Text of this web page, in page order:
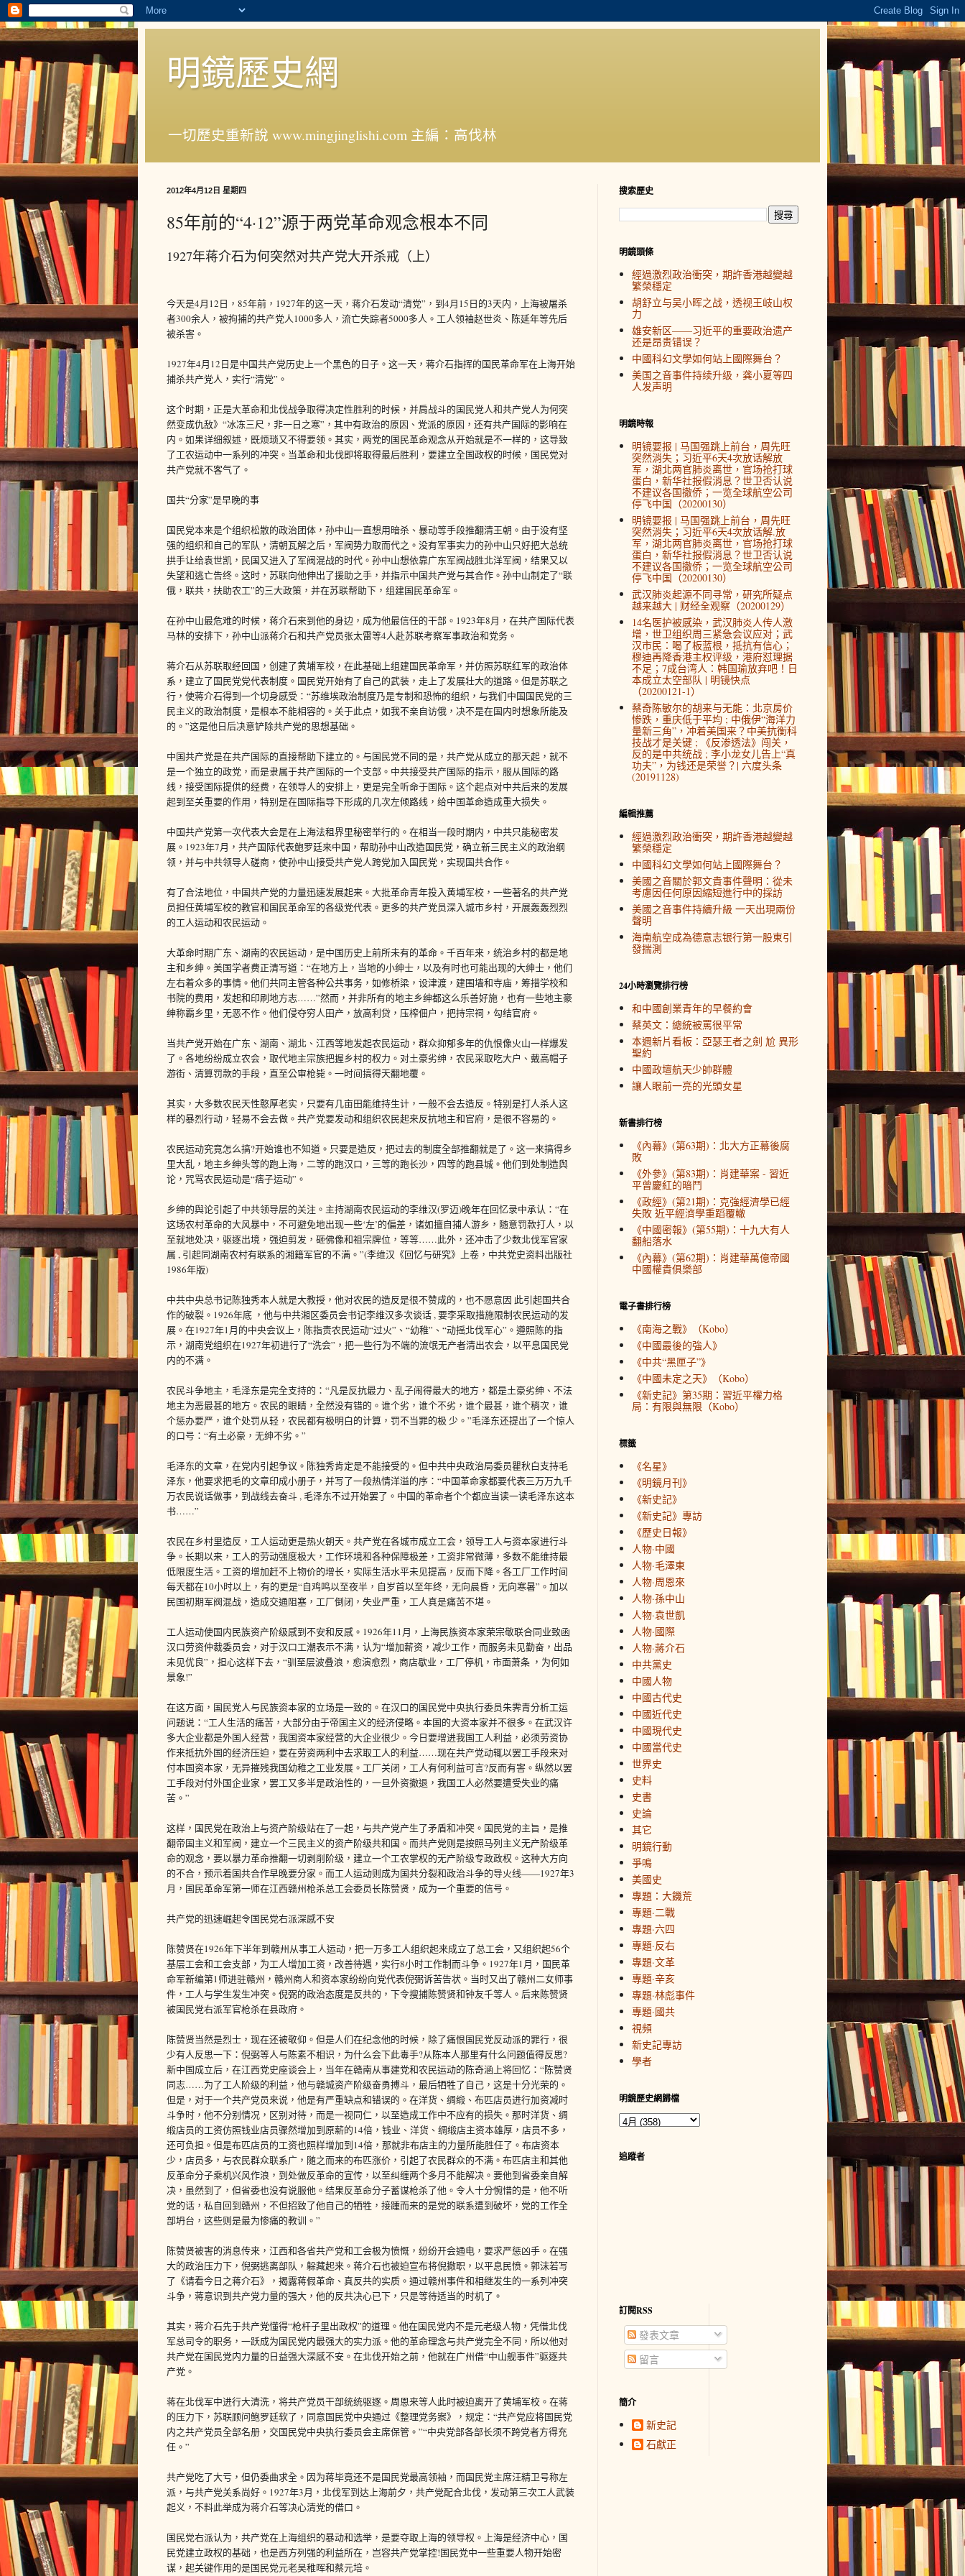
明鏡歷史網
一切歷史重新說 www.mingjinglishi.com 主編：高伐林
2012年4月12日 星期四
85年前的“4·12”源于两党革命观念根本不同
1927年蒋介石为何突然对共产党大开杀戒（上）
今天是4月12日，85年前，1927年的这一天，蒋介石发动“清党”，到4月15日的3天内，上海被屠杀
者300余人，被拘捕的共产党人1000多人，流亡失踪者5000多人。工人领袖赵世炎、陈延年等先后
被杀害。
1927年4月12日是中国共产党历史上一个黑色的日子。这一天，蒋介石指挥的国民革命军在上海开始
捕杀共产党人，实行“清党”。
这个时期，正是大革命和北伐战争取得决定性胜利的时候，并肩战斗的国民党人和共产党人为何突
然变成仇敌》“冰冻三尺，非一日之寒”，其中有政治的原因、党派的原因，还有共产国际的影响在
内。如果详细叙述，既烦琐又不得要领。其实，两党的国民革命观念从开始就是不一样的，这导致
了工农运动中一系列的冲突。当革命和北伐即将取得最后胜利，要建立全国政权的时候，国民党对
共产党就不客气了。
国共“分家”是早晚的事
国民党本来是个组织松散的政治团体，孙中山一直想用暗杀、暴动等手段推翻清王朝。由于没有坚
强的组织和自己的军队，清朝瓦解之后，军阀势力取而代之。没有军事实力的孙中山只好把大总统
拱手让给袁世凯，民国又进入了军阀混战的时代。孙中山想依靠广东军阀战胜北洋军阀，结果又以
失望和逃亡告终。这时，苏联向他伸出了援助之手，并指示中国共产党与其合作。孙中山制定了“联
俄，联共，扶助农工”的三大政策，并在苏联帮助下，组建国民革命军。
在孙中山最危难的时候，蒋介石来到他的身边，成为他最信任的干部。1923年8月，在共产国际代表
马林的安排下，孙中山派蒋介石和共产党员张太雷等4人赴苏联考察军事政治和党务。
蒋介石从苏联取经回国，创建了黄埔军校，在此基础上组建国民革命军，并仿照苏联红军的政治体
系，建立了国民党党代表制度。国民党开始有了自己的武装，走上了发展壮大的道路。但是苏联之
行，使蒋介石得到一个切身感受：“苏维埃政治制度乃是专制和恐怖的组织，与我们中国国民党的三
民主义的政治制度，是根本不能相容的。关于此点，如我不亲自访俄，决不是在国内时想象所能及
的。”这是他日后决意铲除共产党的思想基础。
中国共产党是在共产国际的直接帮助下建立的。与国民党不同的是，共产党从成立的那天起，就不
是一个独立的政党，而是隶属于共产国际的一个支部。中共接受共产国际的指示，服从国际的路
线，接受国际提供的经费，在领导人的安排上，更是完全听命于国际。这个起点对中共后来的发展
起到至关重要的作用，特别是在国际指导下形成的几次左倾路线，给中国革命造成重大损失。
中国共产党第一次代表大会是在上海法租界里秘密举行的。在相当一段时期内，中共只能秘密发
展。1923年7月，共产国际代表鲍罗廷来中国，帮助孙中山改造国民党，确立新三民主义的政治纲
领，并与中共领导人磋商，使孙中山接受共产党人跨党加入国民党，实现国共合作。
有了合法地位，中国共产党的力量迅速发展起来。大批革命青年投入黄埔军校，一些著名的共产党
员担任黄埔军校的教官和国民革命军的各级党代表。更多的共产党员深入城市乡村，开展轰轰烈烈
的工人运动和农民运动。
大革命时期广东、湖南的农民运动，是中国历史上前所未有的革命。千百年来，统治乡村的都是地
主和乡绅。美国学者费正清写道：“在地方上，当地的小绅士，以及有时也可能出现的大绅士，他们
左右着众多的事情。他们共同主管各种公共事务，如修桥梁，设津渡，建围墙和寺庙，筹措学校和
书院的费用，发起和印刷地方志……”然而，并非所有的地主乡绅都这么乐善好施，也有一些地主豪
绅称霸乡里，无恶不作。他们侵夺穷人田产，放高利贷，压榨佃户，把持宗祠，勾结官府。
当共产党开始在广东、湖南、湖北、江西等地发起农民运动，群众抑郁多年的仇恨像火山一样爆发
了。各地纷纷成立农会，取代地主宗族把握乡村的权力。对土豪劣绅，农民采取吃大户、戴高帽子
游街、清算罚款的手段，直至公审枪毙。一时间搞得天翻地覆。
其实，大多数农民天性憨厚老实，只要有几亩田能维持生计，一般不会去造反。特别是打人杀人这
样的暴烈行动，轻易不会去做。共产党要发动和组织农民起来反抗地主和官府，是很不容易的。
农民运动究竟怎么搞?开始谁也不知道。只要是造反，把过去的制度全部推翻就是了。这一来搞得乡
里大乱，地主乡绅头等的跑上海，二等的跑汉口，三等的跑长沙，四等的跑县城。他们到处制造舆
论，咒骂农民运动是“痞子运动”。
乡绅的舆论引起了中共领导层的关注。主持湖南农民运动的李维汉(罗迈)晚年在回忆录中承认：“在
这场农村革命的大风暴中，不可避免地出现一些‘左’的偏差，诸如擅自捕人游乡，随意罚款打人，以
至就地处决，驱逐出境，强迫剪发，砸佛像和祖宗牌位，等等……此外，还冲击了少数北伐军官家
属 , 引起同湖南农村有联系的湘籍军官的不满。”(李维汉《回忆与研究》上卷，中共党史资料出版社
1986年版)
中共中央总书记陈独秀本人就是大教授，他对农民的造反是很不赞成的，也不愿意因 此引起国共合
作的破裂。1926年底 ，他与中共湘区委员会书记李维汉多次谈话 , 要李采取措施限制农民运动的发
展。在1927年1月的中央会议上，陈指责农民运动“过火”、“幼稚”、“动摇北伐军心”。遵照陈的指
示，湖南党组织在1927年初进行了“洗会”，把一些行为不端的流氓无产者清出农会，以平息国民党
内的不满。
农民斗争地主，毛泽东是完全支持的：“凡是反抗最力、乱子闹得最大的地方，都是土豪劣绅、不法
地主为恶最甚的地方。农民的眼睛，全然没有错的。谁个劣，谁个不劣，谁个最甚，谁个稍次，谁
个惩办要严，谁个处罚从轻，农民都有极明白的计算，罚不当罪的极 少。”毛泽东还提出了一个惊人
的口号：“有土必豪，无绅不劣。”
毛泽东的文章，在党内引起争议。陈独秀肯定是不能接受的。但中共中央政治局委员瞿秋白支持毛
泽东，他要求把毛的文章印成小册子，并写了一段热情洋溢的序：“中国革命家都要代表三万万九千
万农民说话做事，到战线去奋斗 , 毛泽东不过开始罢了。中国的革命者个个都应当读一读毛泽东这本
书……”
农民在乡村里造反，工人运动更是热火朝天。共产党在各城市成立工会，领导工人与资本家进行斗
争。长期以来，工人的劳动强度极大，工作环境和各种保障极差，工资非常微薄，多数不能维持最
低限度生活。工资的增加赶不上物价的增长，实际生活水平未见提高，反而下降。各工厂工作时间
每天都在10小时以上，有的更是“自鸡鸣以至夜半，自岁首以至年终，无向晨昏，无向寒暑”。加以
民国初期军阀混战，造成交通阻塞，工厂倒闭，失业严重，工人真是痛苦不堪。
工人运动使国内民族资产阶级感到不安和反感。1926年11月，上海民族资本家荣宗敬联合同业致函
汉口劳资仲裁委员会，对于汉口工潮表示不满，认为“增加薪资，减少工作，而服务未见勤奋，出品
未见优良”，担心这样下去，“驯至层波叠浪，愈演愈烈，商店歇业，工厂停机，市面萧条 ，为何如
景象!”
在这方面，国民党人与民族资本家的立场是一致的。在汉口的国民党中央执行委员朱霁青分析工运
问题说：“工人生活的痛苦，大部分由于帝国主义的经济侵略。本国的大资本家并不很多。在武汉许
多大企业都是外国人经营，我国资本家经营的大企业很少。今日要增进我国工人利益，必须劳资协
作来抵抗外国的经济压迫，要在劳资两利中去求取工人的利益……现在共产党动辄以罢工手段来对
付本国资本家，无异摧残我国幼稚之工业发展。工厂关闭，工人有何利益可言?反而有害。纵然以罢
工手段对付外国企业家，罢工又多半是政治性的，一旦外资撤退，我国工人必然要遭受失业的痛
苦。”
这样，国民党在政治上与资产阶级站在了一起，与共产党产生了矛盾和冲突。国民党的主旨，是推
翻帝国主义和军阀，建立一个三民主义的资产阶级共和国。而共产党则是按照马列主义无产阶级革
命的观念，要以暴力革命推翻一切剥削阶级，建立一个工农掌权的无产阶级专政政权。这种大方向
的不合，预示着国共合作早晚要分家。而工人运动则成为国共分裂和政治斗争的导火线——1927年3
月，国民革命军第一师在江西赣州枪杀总工会委员长陈赞贤，成为一个重要的信号。
共产党的迅速崛起令国民党右派深感不安
陈赞贤在1926年下半年到赣州从事工人运动，把一万多工人组织起来成立了总工会，又组织起56个
基层工会和工会支部，为工人增加工资，改善待遇，实行8小时工作制而斗争。1927年1月，国民革
命军新编第1师进驻赣州，赣州商人和资本家纷纷向党代表倪弼诉苦告状。当时又出了赣州二女师事
件，工人与学生发生冲突。倪弼的政治态度是反共的，下令搜捕陈赞贤和钟友千等人。后来陈赞贤
被国民党右派军官枪杀在县政府。
陈赞贤当然是烈士，现在还被敬仰。但是人们在纪念他的时候，除了痛恨国民党反动派的罪行，很
少有人反思一下：倪弼等人与陈素不相识，为什么会下此毒手?从陈本人那里有什么问题值得反思?
新中国成立后，在江西党史座谈会上，当年在赣南从事建党和农民运动的陈奇涵上将回忆：“陈赞贤
同志……为了工人阶级的利益，他与赣城资产阶级奋勇搏斗，最后牺牲了自己，这是十分光荣的。
但是，对于一个共产党员来说，他是有严重缺点和错误的。在洋货、绸缎、布匹店员进行加资减时
斗争时，他不分别情况，区别对待，而是一视同仁，以至造成工作中不应有的损失。那时洋货、绸
缎店员的工资仿照钱业店员骤然增加到原薪的14倍，钱业、洋货、绸缎店主资本雄厚，店员不多，
还可负担。但是布匹店员的工资也照样增加到14倍，那就非布店主的力量所能胜任了。布店资本
少，店员多，与农民群众联系广，随之而来的布匹涨价，引起了农民群众的不满。布匹店主和其他
反革命分子乘机兴风作浪，到处做反革命的宣传，以至纠缠两个多月不能解决。要他到省委亲自解
决，虽然到了，但省委也没有说服他。结果反革命分子蓄谋枪杀了他。令人十分惋惜的是，他不听
党的话，私自回到赣州，不但招致了他自己的牺牲，接踵而来的是党的联系遭到破坏，党的工作全
部坍台，这些则是最为惨痛的教训。”
陈赞贤被害的消息传来，江西和各省共产党和工会极为愤慨，纷纷开会通电，要求严惩凶手。在强
大的政治压力下，倪弼逃离部队，躲藏起来。蒋介石也被迫宣布将倪撤职，以平息民愤。郭沫若写
了《请看今日之蒋介石》，揭露蒋假革命、真反共的实质。通过赣州事件和相继发生的一系列冲突
斗争，蒋意识到共产党力量的强大，他的反共决心已下，只是等待适当的时机了。
其实，蒋介石先于共产党懂得“枪杆子里出政权”的道理。他在国民党内不是元老级人物，凭借北伐
军总司令的职务，一跃成为国民党内最强大的实力派。他的革命理念与共产党完全不同，所以他对
共产党在国民党内力量的日益强大深感不安。在北伐开始之前，他就在广州借“中山舰事件”驱逐共
产党。
蒋在北伐军中进行大清洗，将共产党员干部统统驱逐。周恩来等人此时被迫离开了黄埔军校。在蒋
的压力下，苏联顾问鲍罗廷软了，同意国民党中央通过《整理党务案》，规定：“共产党应将国民党
内之共产党员全部名册，交国民党中央执行委员会主席保管。”“中央党部各部长须不跨党者方得充
任。”
共产党吃了大亏，但仍委曲求全。因为蒋毕竟还不是国民党最高领袖，而国民党主席汪精卫号称左
派，与共产党关系尚好。1927年3月，北伐军到达上海前夕，共产党配合北伐，发动第三次工人武装
起义，不料此举成为蒋介石等决心清党的借口。
国民党右派认为，共产党在上海组织的暴动和选举，是要夺取上海的领导权。上海是经济中心，国
民党建立政权的基础，也是西方列强的利益所在，岂容共产党掌控!国民党中一些重要人物开始密
谋，起关键作用的是国民党元老吴稚晖和蔡元培。
搜索歷史
明鏡頭條
經過激烈政治衝突，期許香港越變越
繁榮穩定
胡舒立与吴小晖之战，透视王岐山权
力
雄安新区——习近平的重要政治遗产
还是昂贵错误？
中國科幻文學如何站上國際舞台？
美国之音事件持续升级，龚小夏等四
人发声明
明鏡時報
明镜要报 | 马国强跳上前台，周先旺
突然消失；习近平6天4次放话解放
军，湖北两官肺炎离世，官场抢打球
蛋白，新华社报假消息？世卫否认说
不建议各国撤侨；一览全球航空公司
停飞中国（20200130）
明镜要报 | 马国强跳上前台，周先旺
突然消失；习近平6天4次放话解.放
军，湖北两官肺炎离世，官场抢打球
蛋白，新华社报假消息？世卫否认说
不建议各国撤侨；一览全球航空公司
停飞中国（20200130）
武汉肺炎起源不同寻常，研究所疑点
越来越大 | 财经全观察（20200129）
14名医护被感染，武汉肺炎人传人激
增，世卫组织周三紧急会议应对；武
汉市民：喝了板蓝根，抵抗有信心；
穆迪再降香港主权评级，港府怼理据
不足；7成台湾人：韩国瑜放弃吧！日
本成立太空部队 | 明镜快点
（20200121-1）
蔡奇陈敏尔的胡来与无能：北京房价
惨跌，重庆低于平均 ; 中俄伊“海洋力
量新三角”，冲着美国来？中美抗衡科
技战才是关键 ; 《反渗透法》闯关，
反的是中共统战 ; 李小龙女儿告上“真
功夫”，为钱还是荣誉？| 六度头条
(20191128)
編輯推薦
經過激烈政治衝突，期許香港越變越
繁榮穩定
中國科幻文學如何站上國際舞台？
美國之音關於郭文貴事件聲明：從未
考慮因任何原因縮短進行中的採訪
美國之音事件持續升級 一天出現兩份
聲明
海南航空成為德意志银行第一股東引
發揣測
24小時瀏覽排行榜
和中國創業青年的早餐約會
蔡英文：總統被罵很平常
本週新片看板：亞瑟王者之劍 尬 異形
聖約
中國政壇航天少帥群體
讓人眼前一亮的光頭女星
新書排行榜
《內幕》(第63期)：北大方正幕後腐
敗
《外參》(第83期)：肖建華案 - 習近
平曾慶紅的暗鬥
《政經》(第21期)：克強經濟學已經
失敗 近平經濟學重蹈覆轍
《中國密報》(第55期)：十九大有人
翻船落水
《內幕》(第62期)：肖建華萬億帝國
中國權貴俱樂部
電子書排行榜
《南海之戰》（Kobo）
《中國最後的強人》
《中共“黑匣子”》
《中國未定之天》（Kobo）
《新史記》第35期：習近平權力格
局：有限與無限（Kobo）
標籤
《名星》
《明鏡月刊》
《新史記》
《新史記》專訪
《歷史日報》
人物·中國
人物·毛澤東
人物·周恩來
人物·孫中山
人物·袁世凱
人物·國際
人物·蔣介石
中共黨史
中國人物
中國古代史
中國近代史
中國現代史
中國當代史
世界史
史料
史書
史論
其它
明鏡行動
爭鳴
美國史
專題：大饑荒
專題·二戰
專題·六四
專題·反右
專題·文革
專題·辛亥
專題·林彪事件
專題·國共
視頻
新史記專訪
學者
明鏡歷史網歸檔
追蹤者
訂閱RSS
發表文章
留言
簡介
新史記
石獻正